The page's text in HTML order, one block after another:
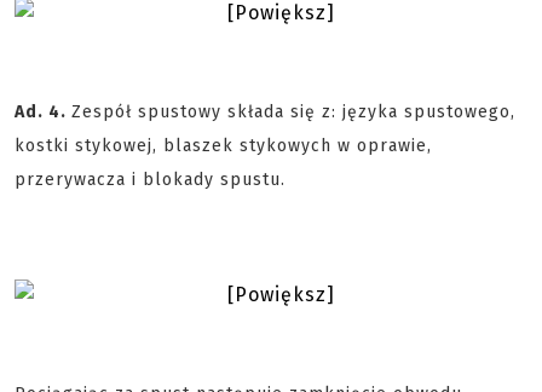
Ad. 4. Zespół spustowy składa się z: języka spustowego,
kostki stykowej, blaszek stykowych w oprawie,
przerywacza i blokady spustu.